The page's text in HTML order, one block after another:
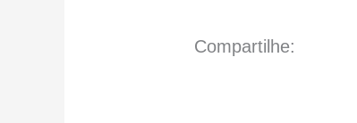
Compartilhe: